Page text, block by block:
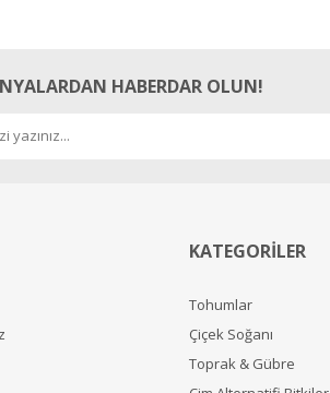
HABERDAR OLUN!
KATEGORİLER
Tohumlar
Çiçek Soğanı
Toprak & Gübre